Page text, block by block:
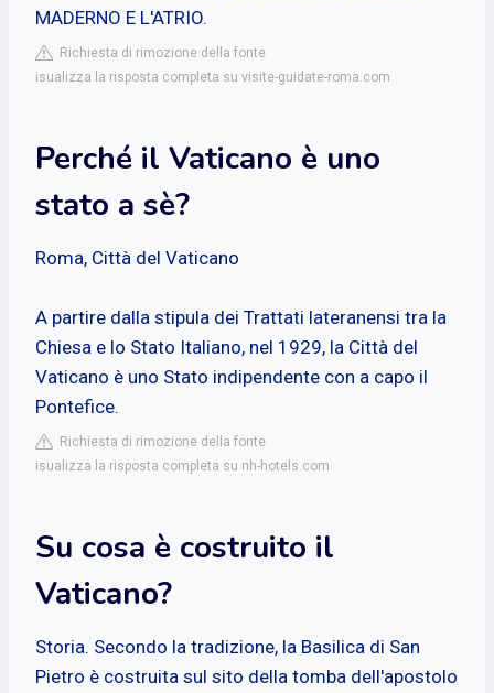
MADERNO E L'ATRIO.
Richiesta di rimozione della fonte
isualizza la risposta completa su visite-guidate-roma.com
Perché il Vaticano è uno
stato a sè?
Roma, Città del Vaticano
A partire dalla stipula dei Trattati lateranensi tra la
Chiesa e lo Stato Italiano, nel 1929, la Città del
Vaticano è uno Stato indipendente con a capo il
Pontefice.
Richiesta di rimozione della fonte
isualizza la risposta completa su nh-hotels.com
Su cosa è costruito il
Vaticano?
Storia. Secondo la tradizione, la Basilica di San
Pietro è costruita sul sito della tomba dell'apostolo